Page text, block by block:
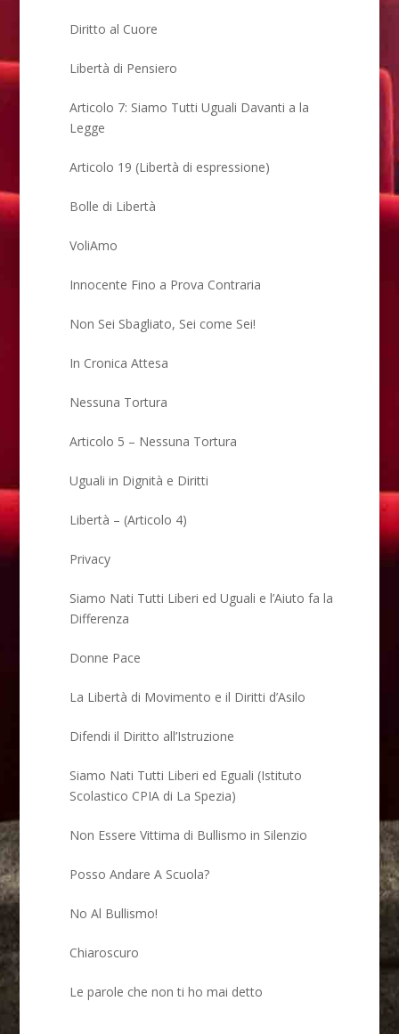
Diritto al Cuore
Libertà di Pensiero
Articolo 7: Siamo Tutti Uguali Davanti a la
Legge
Articolo 19 (Libertà di espressione)
Bolle di Libertà
VoliAmo
Innocente Fino a Prova Contraria
Non Sei Sbagliato, Sei come Sei!
In Cronica Attesa
Nessuna Tortura
Articolo 5 – Nessuna Tortura
Uguali in Dignità e Diritti
Libertà – (Articolo 4)
Privacy
Siamo Nati Tutti Liberi ed Uguali e l’Aiuto fa la
Differenza
Donne Pace
La Libertà di Movimento e il Diritti d’Asilo
Difendi il Diritto all’Istruzione
Siamo Nati Tutti Liberi ed Eguali (Istituto
Scolastico CPIA di La Spezia)
Non Essere Vittima di Bullismo in Silenzio
Posso Andare A Scuola?
No Al Bullismo!
Chiaroscuro
Le parole che non ti ho mai detto